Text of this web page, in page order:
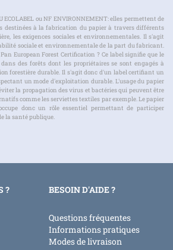
ECOLABEL ou NF ENVIRONNEMENT: elles permettent de
destinées à la fabrication du papier à travers différents
les exigences sociales et environnementales. Il s'agit
sociale et environnementale de la part du fabricant.
European Forest Certification ? Ce label signifie que le
dans des forêts dont les propriétaires se sont engagés à
forestière durable. Il s'agit donc d'un label certifiant un
un mode d'exploitation durable. L'usage du papier
la propagation des virus et bactéries qui peuvent être
comme les serviettes textiles par exemple. Le papier
donc un rôle essentiel permettant de participer
la santé publique.
? BESOIN D'AIDE ?
Questions fréquentes
Informations pratiques
Modes de livraison